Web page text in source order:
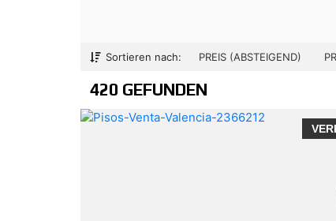
Sortieren nach: PREIS (ABSTEIGEND)
420 GEFUNDEN